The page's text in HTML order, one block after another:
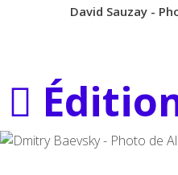
David Sauzay -